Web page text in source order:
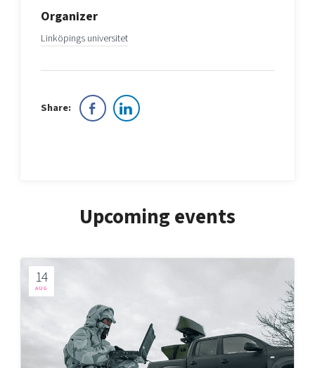
Organizer
Linköpings universitet
Share:
Upcoming events
14
AUG